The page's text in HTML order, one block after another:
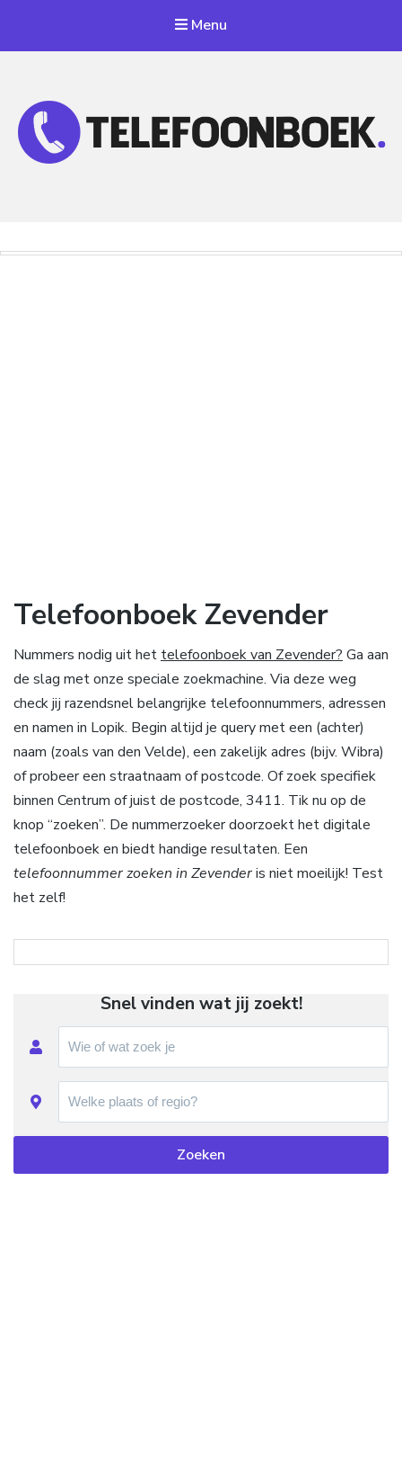
Menu
Telefoonboek Zevender
Nummers nodig uit het telefoonboek van Zevender? Ga aan
de slag met onze speciale zoekmachine. Via deze weg
check jij razendsnel belangrijke telefoonnummers, adressen
en namen in Lopik. Begin altijd je query met een (achter)
naam (zoals van den Velde), een zakelijk adres (bijv. Wibra)
of probeer een straatnaam of postcode. Of zoek specifiek
binnen Centrum of juist de postcode, 3411. Tik nu op de
knop “zoeken”. De nummerzoeker doorzoekt het digitale
telefoonboek en biedt handige resultaten. Een
telefoonnummer zoeken in Zevenderis niet moeilijk! Test
het zelf!
Snel vinden wat jij zoekt!